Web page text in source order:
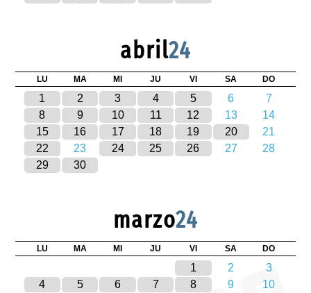
abril24
LU MA MI JU VI SA DO
1 2 3 4 5 6
7
8
9 10 11 12 13
14
15
16 17 18 19 20
21
22
23 24 25 26 27
28
29
30
marzo24
LU MA MI JU VI SA DO
1 2
3
4
5 6 7 8 9 10